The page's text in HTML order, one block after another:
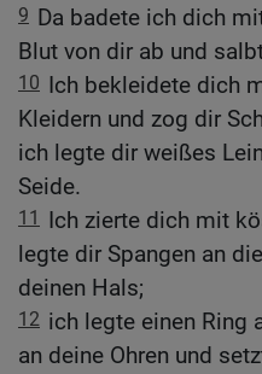
9 Da badete ich dich
Blut von dir ab und
10 Ich bekleidete dich
Kleidern und zog dir
ich legte dir weißes
Seide.
11
Ich zierte dich mit
legte dir Spangen an
deinen Hals;
12 ich legte einen Ring
an deine Ohren und